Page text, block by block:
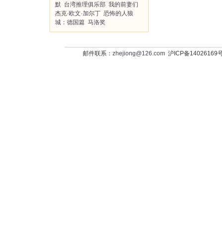
默 台湾推理俱乐部 我的前妻们
杰克·欧文·加尔丁 恐怖的人狼
城：德国篇 马洛奖
邮件联系： zhejiong@126.com沪ICP备14026169